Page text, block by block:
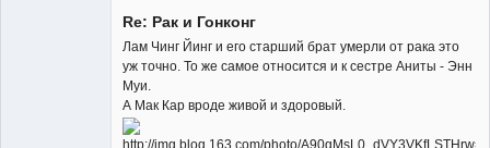
Re: Рак и Гонконг
Лам Чинг Йинг и его старший брат умерли от рака это
уж точно. То же самое относится и к сестре Аниты - Энн
Муи.
А Мак Кар вроде живой и здоровый.